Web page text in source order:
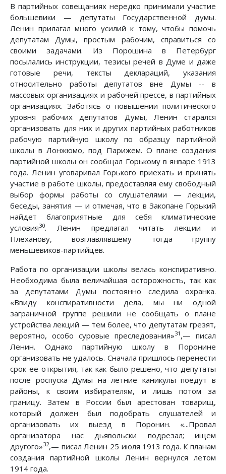
В партийных совещаниях нередко принимали участие
большевики — депутаты Государственной думы.
Ленин прилагал много усилий к тому, чтобы помочь
депутатам Думы, простым рабочим, справиться со
своими задачами. Из Порошина в Петербург
посылались инструкции, тезисы речей в Думе и даже
готовые речи, тексты деклараций, указания
относительно работы депутатов вне Думы -- в
массовых организациях и рабочей прессе, в партийных
организациях. Заботясь о повышении политического
уровня рабочих депутатов Думы, Ленин старался
организовать для них и других партийных работников
рабочую партийную школу по образцу партийной
школы в Лонжюмо, под Парижем. О плане создания
партийной школы он сообщал Горькому в январе 1913
года. Ленин уговаривал Горького приехать и принять
участие в работе школы, предоставляя ему свободный
выбор формы работы со слушателями — лекции,
беседы, занятия — и отмечая, что в Закопане Горький
найдет благоприятные для себя климатические
условия30. Ленин предлагал читать лекции и
Плеханову, возглавлявшему тогда группу
меньшевиков-партийцев.
Работа по организации школы велась конспиративно.
Необходима была величайшая осторожность, так как
за депутатами Думы постоянно следила охранка.
«Ввиду конспиративности дела, мы ни одной
заграничной группе решили не сообщать о плане
устройства лекций — тем более, что депутатам грезят,
вероятно, особо суровые преследования»31 ,— писал
Ленин. Однако партийную школу в Поронине
организовать не удалось. Сначала пришлось перенести
срок ее открытия, так как было решено, что депутаты
после роспуска Думы на летние каникулы поедут в
районы, к своим избирателям, и лишь потом за
границу. Затем в России был арестован товарищ,
который должен был подобрать слушателей и
организовать их выезд в Поронин. «...Провал
организатора нас дьявольски подрезал; ищем
другого»32,— писал Ленин 25 июля 1913 года. К планам
создания партийной школы Ленин вернулся летом
1914 года.